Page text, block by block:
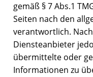
gemäß § 7 Abs.1
Seiten nach den
verantwortlich.
Diensteanbieter
übermittelte oder
Informationen zu